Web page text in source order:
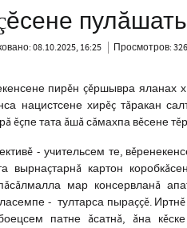
пулăшать
08.10.2025, 16:25 Просмотров: 326
пирĕн çĕршывра яланах
нацистсене хирĕç тăракан
ĕçпе тата ăшă сăмахпа вĕсене
- учительсем те,
вырнаçтарнă картон
мар консервланă
- тултарса пыраççĕ.
патне ăсатнă, ăна